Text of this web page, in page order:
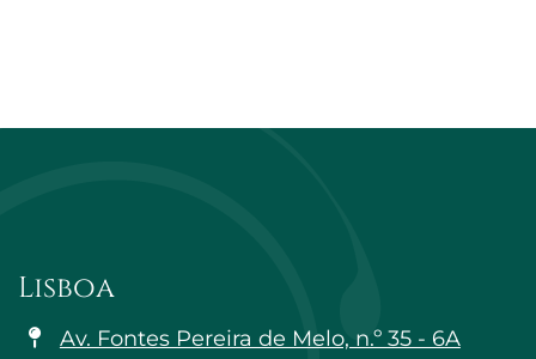
Lisboa
Av. Fontes Pereira de Melo, n.º 35 - 6A